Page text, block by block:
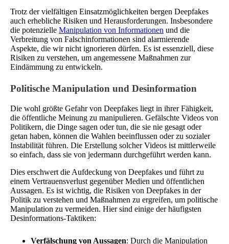
Trotz der vielfältigen Einsatzmöglichkeiten bergen Deepfakes
auch erhebliche Risiken und Herausforderungen. Insbesondere
die potenzielle Manipulation von Informationen und die
Verbreitung von Falschinformationen sind alarmierende
Aspekte, die wir nicht ignorieren dürfen. Es ist essenziell, diese
Risiken zu verstehen, um angemessene Maßnahmen zur
Eindämmung zu entwickeln.
Politische Manipulation und Desinformation
Die wohl größte Gefahr von Deepfakes liegt in ihrer Fähigkeit,
die öffentliche Meinung zu manipulieren. Gefälschte Videos von
Politikern, die Dinge sagen oder tun, die sie nie gesagt oder
getan haben, können die Wahlen beeinflussen oder zu sozialer
Instabilität führen. Die Erstellung solcher Videos ist mittlerweile
so einfach, dass sie von jedermann durchgeführt werden kann.
Dies erschwert die Aufdeckung von Deepfakes und führt zu
einem Vertrauensverlust gegenüber Medien und öffentlichen
Aussagen. Es ist wichtig, die Risiken von Deepfakes in der
Politik zu verstehen und Maßnahmen zu ergreifen, um politische
Manipulation zu vermeiden. Hier sind einige der häufigsten
Desinformations-Taktiken:
Verfälschung von Aussagen: Durch die Manipulation